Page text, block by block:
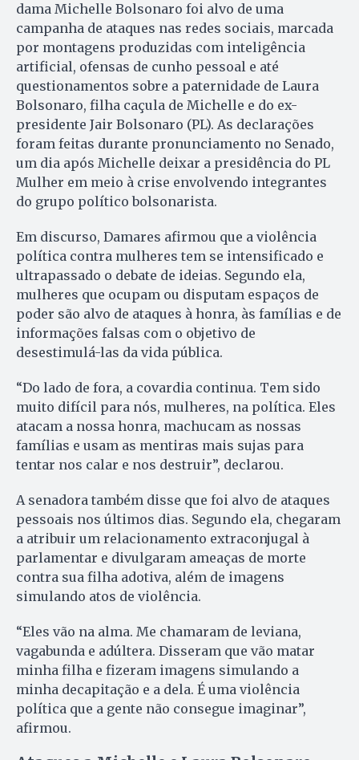
dama Michelle Bolsonaro foi alvo de uma
campanha de ataques nas redes sociais, marcada
por montagens produzidas com inteligência
artificial, ofensas de cunho pessoal e até
questionamentos sobre a paternidade de Laura
Bolsonaro, filha caçula de Michelle e do ex-
presidente Jair Bolsonaro (PL). As declarações
foram feitas durante pronunciamento no Senado,
um dia após Michelle deixar a presidência do PL
Mulher em meio à crise envolvendo integrantes
do grupo político bolsonarista.
Em discurso, Damares afirmou que a violência
política contra mulheres tem se intensificado e
ultrapassado o debate de ideias. Segundo ela,
mulheres que ocupam ou disputam espaços de
poder são alvo de ataques à honra, às famílias e de
informações falsas com o objetivo de
desestimulá-las da vida pública.
“Do lado de fora, a covardia continua. Tem sido
muito difícil para nós, mulheres, na política. Eles
atacam a nossa honra, machucam as nossas
famílias e usam as mentiras mais sujas para
tentar nos calar e nos destruir”, declarou.
A senadora também disse que foi alvo de ataques
pessoais nos últimos dias. Segundo ela, chegaram
a atribuir um relacionamento extraconjugal à
parlamentar e divulgaram ameaças de morte
contra sua filha adotiva, além de imagens
simulando atos de violência.
“Eles vão na alma. Me chamaram de leviana,
vagabunda e adúltera. Disseram que vão matar
minha filha e fizeram imagens simulando a
minha decapitação e a dela. É uma violência
política que a gente não consegue imaginar”,
afirmou.